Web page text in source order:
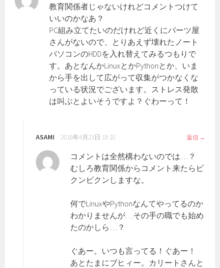
教育関係者じゃないけれどコメントつけて
いいのかなあ？
PC組み立てたいのだけれど近くにパーツ屋
さんがないので、とりあえず壊れたノート
パソコンのHDDを入れ替えてみるつもりで
す。あとなんかLinuxとかPythonとか、いま
から手を出して広がって収集がつかなくな
っている状況でございます。ストレス発散
は叫ぶとよいそうですよ？ぐわーって！
ASAMI 2018年4月23日 19:10 返信
コメントは全然構わないのでは…？
むしろ教育関係からコメント来たらビ
クンビクンしますな。
何でLinuxやPythonなんてやってるのか
わかりませんが…その手の職でも始め
たのかしら…？
ぐあー。いつも言ってる！ぐあー！
あとたまにブヒィー。カリートさんと